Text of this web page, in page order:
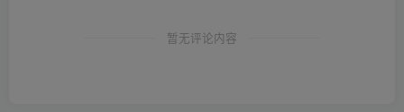
暂无评论内容